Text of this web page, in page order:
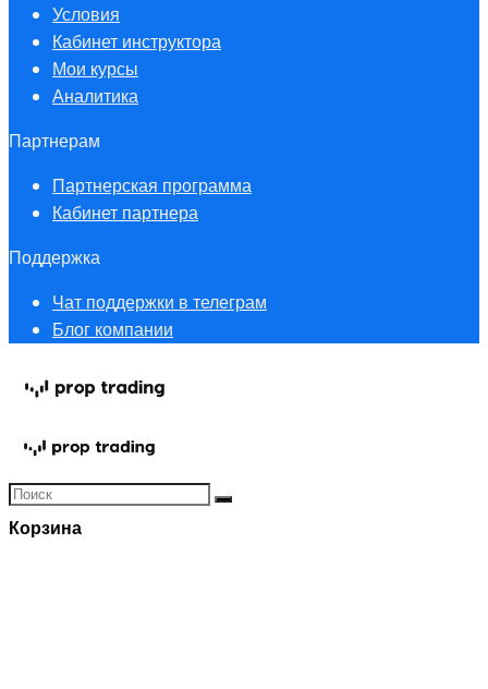
Условия
Кабинет инструктора
Мои курсы
Аналитика
Партнерам
Партнерская программа
Кабинет партнера
Поддержка
Чат поддержки в телеграм
Блог компании
Корзина